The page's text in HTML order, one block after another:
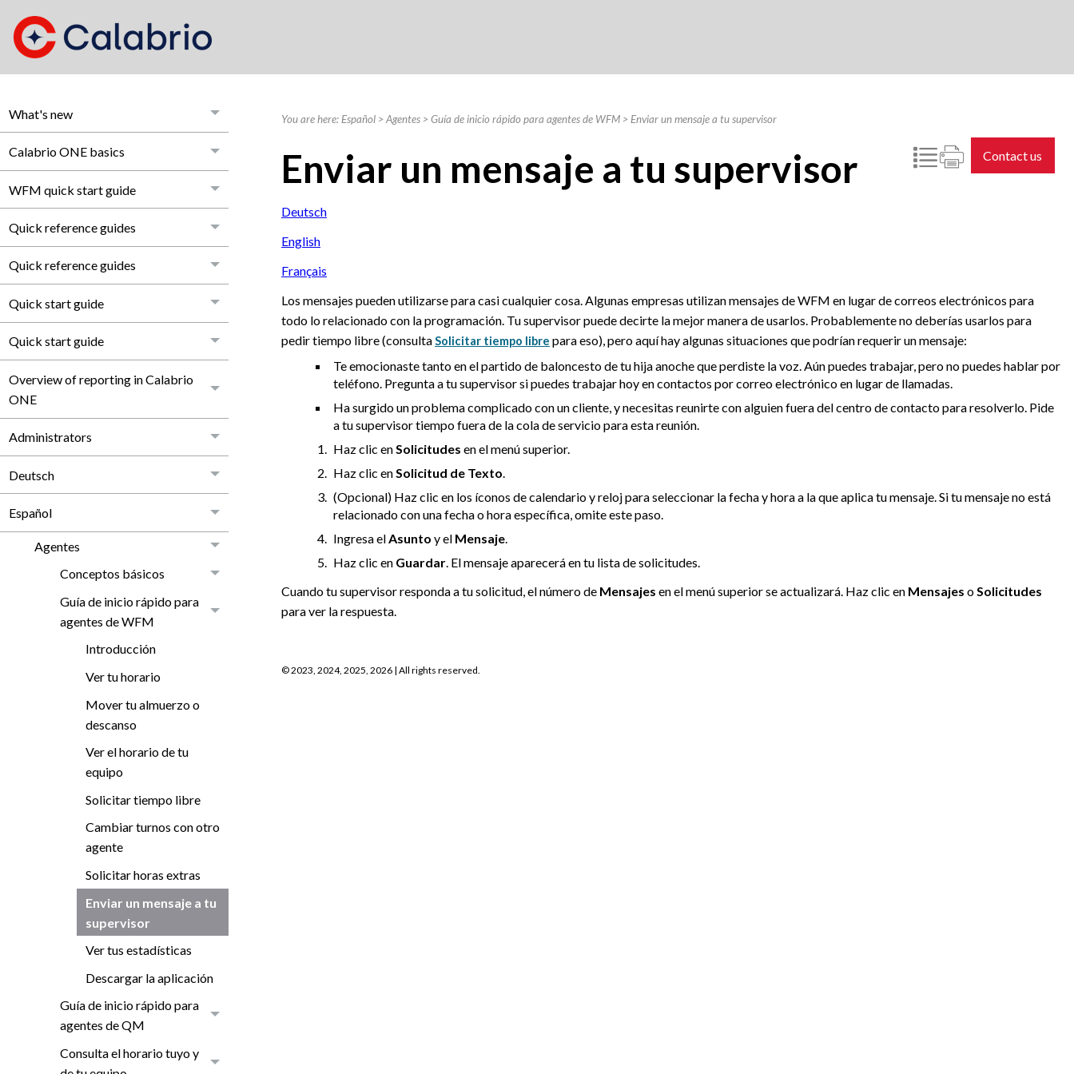
What's new
Calabrio ONE basics
WFM quick start guide
Quick reference guides
Quick reference guides
Quick start guide
Quick start guide
Overview of reporting in Calabrio
ONE
Administrators
Deutsch
Español
Agentes
Conceptos básicos
Guía de inicio rápido para
agentes de WFM
Introducción
Ver tu horario
Mover tu almuerzo o
descanso
Ver el horario de tu
equipo
Solicitar tiempo libre
Cambiar turnos con otro
agente
Solicitar horas extras
Enviar un mensaje a tu
supervisor
Ver tus estadísticas
Descargar la aplicación
Guía de inicio rápido para
agentes de QM
Consulta el horario tuyo y
You are here: Español >Agentes >Guía de inicio rápido para agentes de WFM > Enviar un mensaje a tu supervisor
Contact us
Enviar un mensaje a tu supervisor
Deutsch
English
Français
Los mensajes pueden utilizarse para casi cualquier cosa. Algunas empresas utilizan mensajes de WFM en lugar de correos electrónicos para
todo lo relacionado con la programación. Tu supervisor puede decirte la mejor manera de usarlos. Probablemente no deberías usarlos para
pedir tiempo libre (consultaSolicitar tiempo libre para eso), pero aquí hay algunas situaciones que podrían requerir un mensaje:
Te emocionaste tanto en el partido de baloncesto de tu hija anoche que perdiste la voz. Aún puedes trabajar, pero no puedes hablar por
teléfono. Pregunta a tu supervisor si puedes trabajar hoy en contactos por correo electrónico en lugar de llamadas.
Ha surgido un problema complicado con un cliente, y necesitas reunirte con alguien fuera del centro de contacto para resolverlo. Pide
a tu supervisor tiempo fuera de la cola de servicio para esta reunión.
Haz clic enSolicitudes en el menú superior.
Haz clic enSolicitud de Texto.
(Opcional) Haz clic en los íconos de calendario y reloj para seleccionar la fecha y hora a la que aplica tu mensaje. Si tu mensaje no está
relacionado con una fecha o hora específica, omite este paso.
Ingresa elAsunto y el Mensaje.
Haz clic en Guardar. El mensaje aparecerá en tu lista de solicitudes.
Cuando tu supervisor responda a tu solicitud, el número de Mensajes en el menú superior se actualizará. Haz clic en Mensajes oSolicitudes
para ver la respuesta.
©2023, 2024, 2025, 2026 | All rights reserved.